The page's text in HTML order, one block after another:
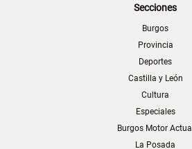
Secciones
Burgos
Provincia
Deportes
Castilla y León
Cultura
Especiales
Burgos Motor Actual
La Posada